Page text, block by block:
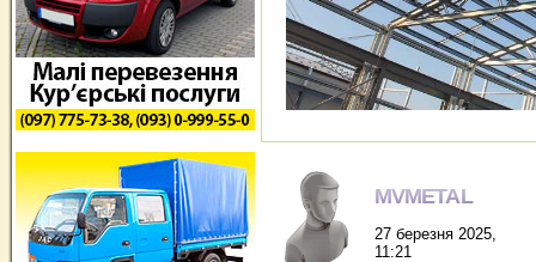
MVMETAL
27 березня 2025,
11:21